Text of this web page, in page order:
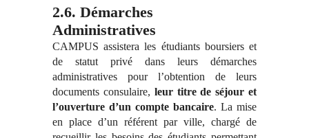
2.6. Démarches
Administratives
CAMPUS assistera les étudiants boursiers et
de statut privé dans leurs démarches
administratives pour l’obtention de leurs
documents consulaire, leur titre de séjour et
l’ouverture d’un compte bancaire. La mise
en place d’un référent par ville, chargé de